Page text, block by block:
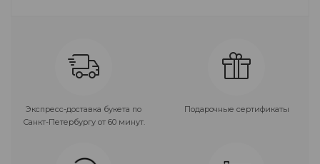
Экспресс-доставка букета по
Санкт-Петербургу от 60 минут.
Подарочные сертификаты